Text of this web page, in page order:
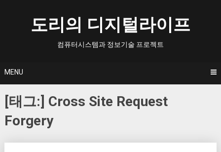
도리의 디지털라이프
컴퓨터시스템과 정보기술 프로젝트
MENU
[태그:] Cross Site Request
Forgery